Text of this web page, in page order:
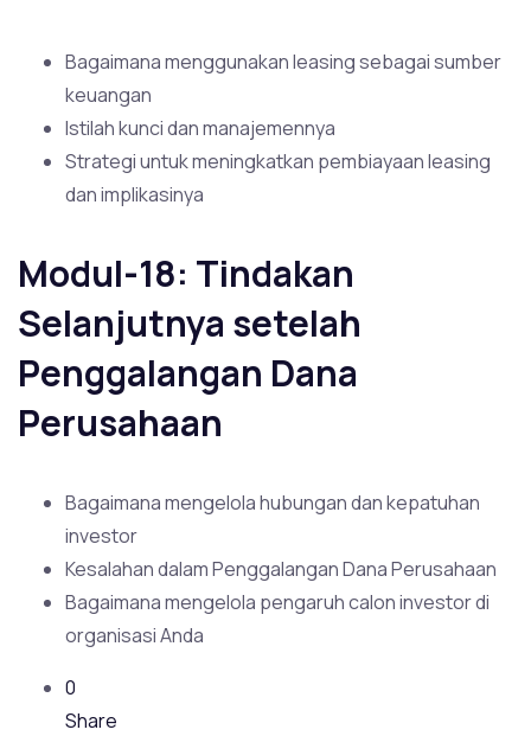
Bagaimana menggunakan leasing sebagai sumber
keuangan
Istilah kunci dan manajemennya
Strategi untuk meningkatkan pembiayaan leasing
dan implikasinya
Modul-18: Tindakan
Selanjutnya setelah
Penggalangan Dana
Perusahaan
Bagaimana mengelola hubungan dan kepatuhan
investor
Kesalahan dalam Penggalangan Dana Perusahaan
Bagaimana mengelola pengaruh calon investor di
organisasi Anda
0
Share